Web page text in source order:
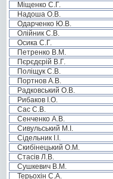
Міщенко С.Г.
Надоша О.В.
Одарченко Ю.В.
Олійник С.В.
Осика С.Г.
Петренко В.М.
Пєрєдєрій В.Г.
Поліщук С.В.
Портнов А.В.
Радковський О.В.
Рибаков І.О.
Сас С.В.
Сенченко А.В.
Сивульський М.І.
Сідельник І.І.
Скибінецький О.М.
Стасів Л.В.
Сушкевич В.М.
Терьохін С.А.